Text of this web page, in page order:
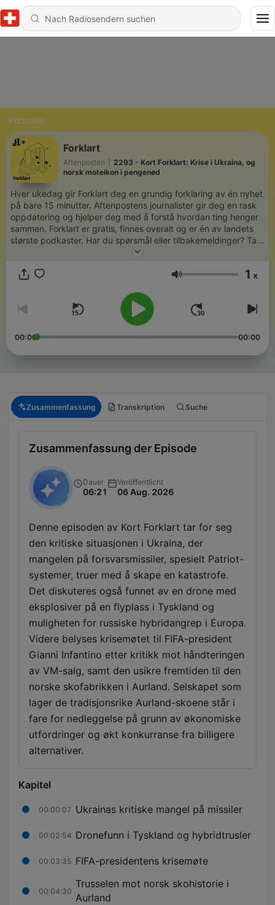
Podcasts
Forklart
Aftenposten
2293 - Kort Forklart: Krise i Ukraina, og
norsk moteikon i pengenød
Hver ukedag gir Forklart deg en grundig forklaring av én nyhet
på bare 15 minutter. Aftenpostens journalister gir deg en rask
oppdatering og hjelper deg med å forstå hvordan ting henger
sammen. Forklart er gratis, finnes overalt og er én av landets
største podkaster. Har du spørsmål eller tilbakemeldinger? Ta
kontakt på forklart@aftenposten.no
Lautstärke 1 x
00:00 00:00
Zusammenfassung Transkription Suche
Zusammenfassung der Episode
Dauer
06:21
Veröffentlicht
06 Aug. 2026
Denne episoden av Kort Forklart tar for seg
den kritiske situasjonen i Ukraina, der
mangelen på forsvarsmissiler, spesielt Patriot-
systemer, truer med å skape en katastrofe.
Det diskuteres også funnet av en drone med
eksplosiver på en flyplass i Tyskland og
muligheten for russiske hybridangrep i Europa.
Videre belyses krisemøtet til FIFA-president
Gianni Infantino etter kritikk mot håndteringen
av VM-salg, samt den usikre fremtiden til den
norske skofabrikken i Aurland. Selskapet som
lager de tradisjonsrike Aurland-skoene står i
fare for nedleggelse på grunn av økonomiske
utfordringer og økt konkurranse fra billigere
alternativer.
Kapitel
00:00:07 Ukrainas kritiske mangel på missiler
00:02:54 Dronefunn i Tyskland og hybridtrusler
00:03:35 FIFA-presidentens krisemøte
00:04:30
Trusselen mot norsk skohistorie i
Aurland